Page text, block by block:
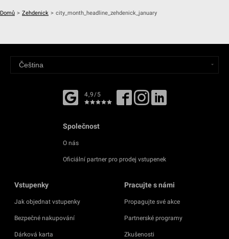
Domů > Zehdenick > city_month_headline_zehdenick_january
4,9/5
Společnost
O nás
Oficiální partner pro prodej vstupenek
Vstupenky
Jak objednat vstupenky
Bezpečné nakupování
Dárková karta
Pracujte s námi
Propagujte své akce
Partnerské programy
Zkušenosti